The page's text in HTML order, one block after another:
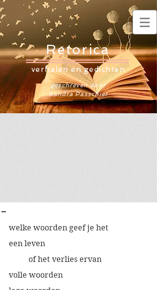
Retorica
verhalen en gedichten
geschreven door
Sandra Passchier
-
welke woorden geef je het
een leven
	of het verlies ervan
volle woorden